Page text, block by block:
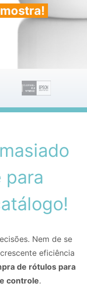
para
Nem de se
eficiência
de rótulos para
controle.